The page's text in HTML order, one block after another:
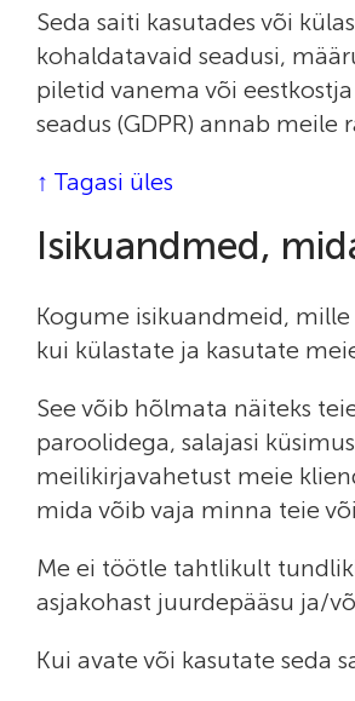
Seda saiti kasutades või
kohaldatavaid seadusi,
piletid vanema või
seadus (GDPR) annab
↑ Tagasi üles
Isikuandmed,
Kogume isikuandmeid,
kui külastate ja kasutate
See võib hõlmata näiteks
paroolidega, salajasi
meilikirjavahetust meie
mida võib vaja minna teie
Me ei töötle tahtlikult
asjakohast juurdepääsu ja/
Kui avate või kasutate seda